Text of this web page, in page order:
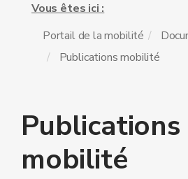
Vous êtes ici :
Portail de la mobilité
Publications mobilité
Publications
mobilité